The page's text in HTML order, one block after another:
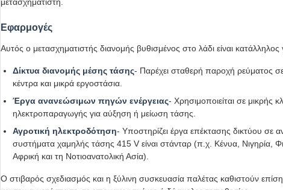
Εφαρμογές
Αυτός ο μετασχηματιστής διανομής βυθισμένος στο λάδι είναι
Δίκτυα διανομής μέσης τάσης- Παρέχει σταθερή παροχή ρεύματος
κέντρα και μικρά εργοστάσια.
Έργα ανανεώσιμων πηγών ενέργειας- Χρησιμοποιείται σε μικρής
ηλεκτροπαραγωγής για αύξηση ή μείωση τάσης.
Αγροτική ηλεκτροδότηση- Υποστηρίζει έργα επέκτασης δικτύου σε
συστήματα χαμηλής τάσης 415 V είναι στάνταρ (π.χ. Κένυα, Νιγηρία,
Αφρική και τη Νοτιοανατολική Ασία).
Ο στιβαρός σχεδιασμός και η ξύλινη συσκευασία παλέτας καθιστούν